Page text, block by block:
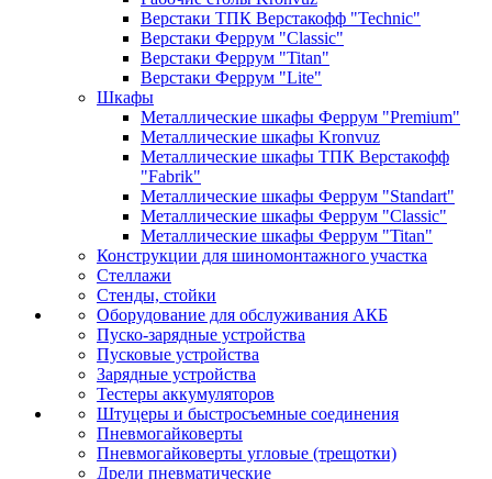
Верстаки ТПК Верстакофф "Technic"
Верстаки Феррум "Classic"
Верстаки Феррум "Titan"
Верстаки Феррум "Lite"
Шкафы
Металлические шкафы Феррум "Premium"
Металлические шкафы Kronvuz
Металлические шкафы ТПК Верстакофф
"Fabrik"
Металлические шкафы Феррум "Standart"
Металлические шкафы Феррум "Classic"
Металлические шкафы Феррум "Titan"
Конструкции для шиномонтажного участка
Стеллажи
Стенды, стойки
Оборудование для обслуживания АКБ
Пуско-зарядные устройства
Пусковые устройства
Зарядные устройства
Тестеры аккумуляторов
Штуцеры и быстросъемные соединения
Пневмогайковерты
Пневмогайковерты угловые (трещотки)
Дрели пневматические